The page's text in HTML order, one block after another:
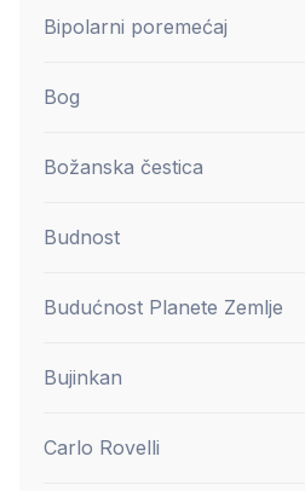
Bipolarni poremećaj
Bog
Božanska čestica
Budnost
Budućnost Planete Zemlje
Bujinkan
Carlo Rovelli